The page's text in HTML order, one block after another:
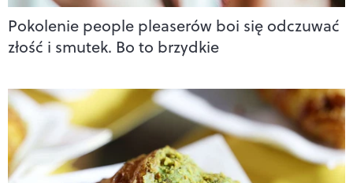
Pokolenie people pleaserów boi się odczuwać
złość i smutek. Bo to brzydkie